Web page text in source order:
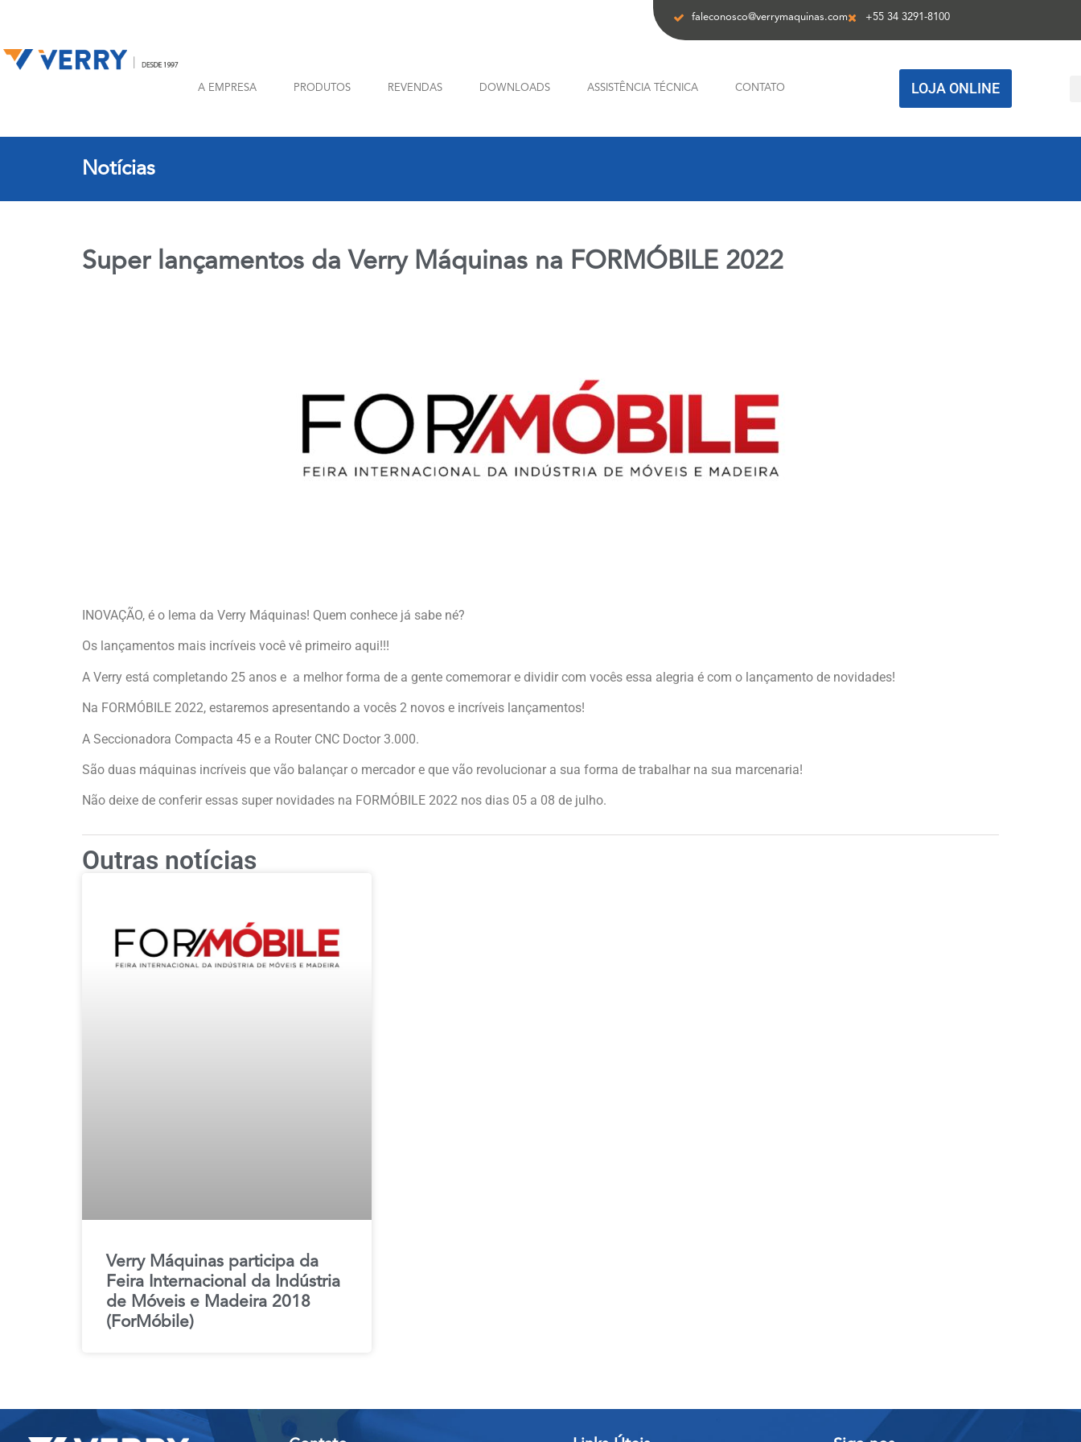
faleconosco@verrymaquinas.com +55 34 3291-8100
A EMPRESA PRODUTOS REVENDAS DOWNLOADS ASSISTÊNCIA TÉCNICA CONTATO LOJA ONLINE
Notícias
Super lançamentos da Verry Máquinas na FORMÓBILE 2022
INOVAÇÃO, é o lema da Verry Máquinas! Quem conhece já sabe né?
Os lançamentos mais incríveis você vê primeiro aqui!!!
A Verry está completando 25 anos e a melhor forma de a gente comemorar e dividir com vocês essa alegria é com o lançamento de novidades!
Na FORMÓBILE 2022, estaremos apresentando a vocês 2 novos e incríveis lançamentos!
A Seccionadora Compacta 45 e a Router CNC Doctor 3.000.
São duas máquinas incríveis que vão balançar o mercador e que vão revolucionar a sua forma de trabalhar na sua marcenaria!
Não deixe de conferir essas super novidades na FORMÓBILE 2022 nos dias 05 a 08 de julho.
Outras notícias
Verry Máquinas participa da
Feira Internacional da Indústria
de Móveis e Madeira 2018
(ForMóbile)